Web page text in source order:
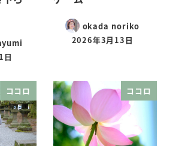
日
okada noriko
2026年3月13日
ココロ ココロ